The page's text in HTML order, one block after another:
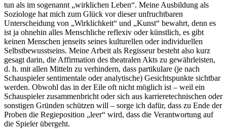
tun als im sogenannt „wirklichen Leben“. Meine Ausbildung als
Soziologe hat mich zum Glück vor dieser unfruchtbaren
Unterscheidung von „Wirklichkeit“ und „Kunst“ bewahrt, denn es
ist ja ohnehin alles Menschliche reflexiv oder künstlich, es gibt
keinen Menschen jenseits seines kulturellen oder individuellen
Selbstbewusstseins. Meine Arbeit als Regisseur besteht also kurz
gesagt darin, die Affirmation des theatralen Akts zu gewährleisten,
d. h. mit allen Mitteln zu verhindern, dass partikulare (je nach
Schauspieler sentimentale oder analytische) Gesichtspunkte sichtbar
werden. Obwohl das in der Eile oft nicht möglich ist – weil ein
Schauspieler zusammenbricht oder sich aus karrieretechnischen oder
sonstigen Gründen schützen will – sorge ich dafür, dass zu Ende der
Proben die Regieposition „leer“ wird, dass die Verantwortung auf
die Spieler übergeht.